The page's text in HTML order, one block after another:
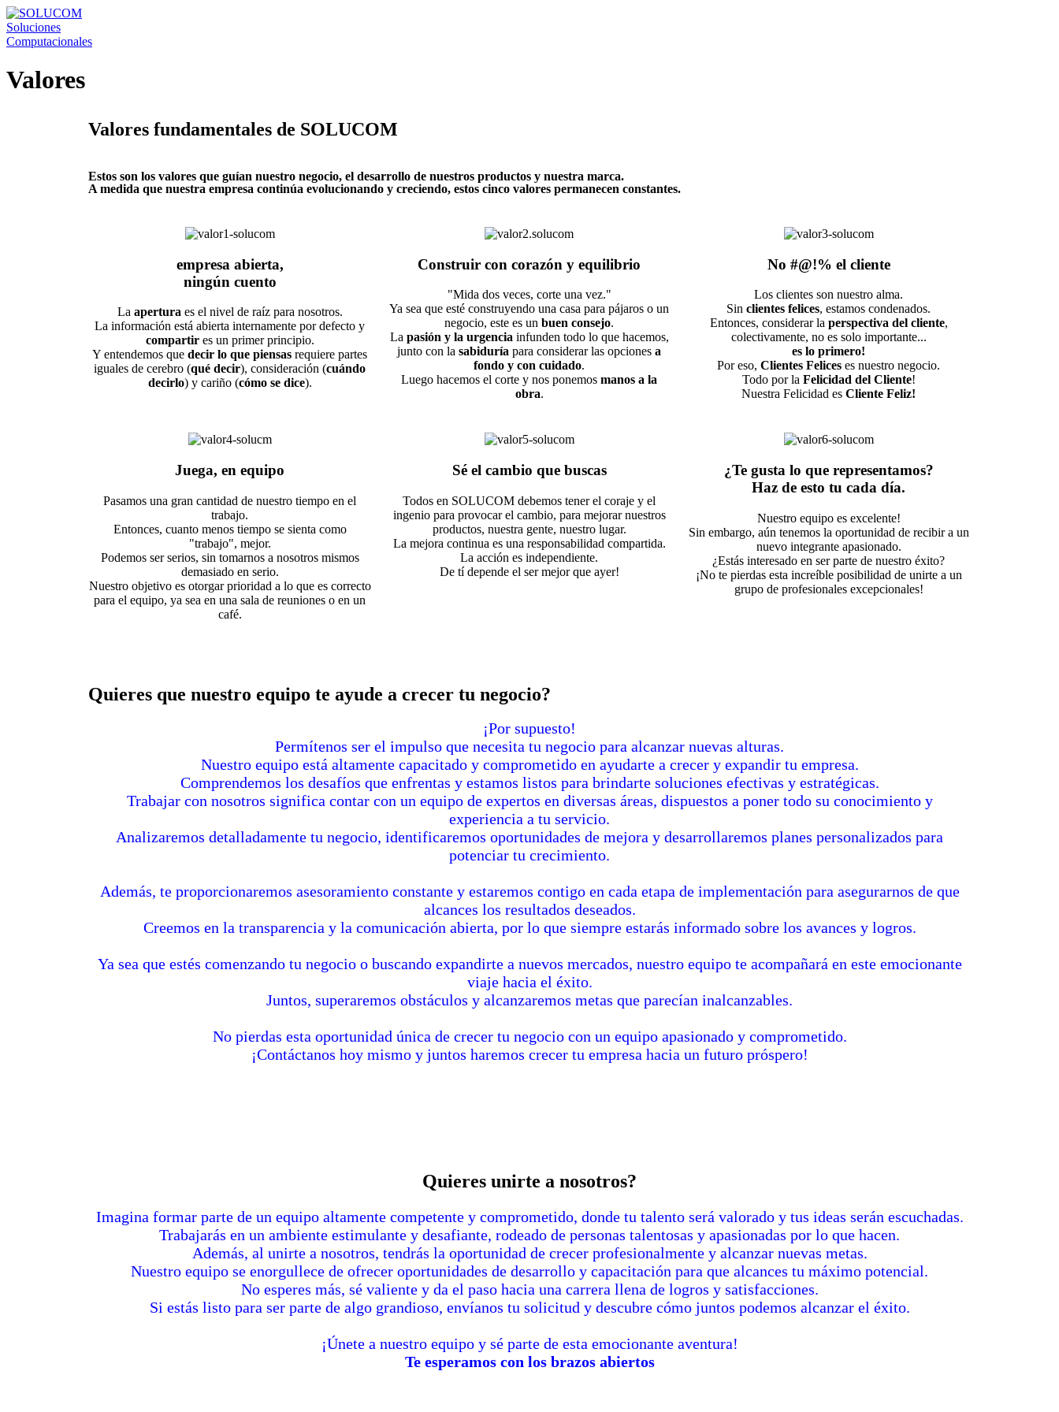
Valores
Valores fundamentales de SOLUCOM
Estos son los valores que guían nuestro negocio, el desarrollo de nuestros productos y nuestra marca.
A medida que nuestra empresa continúa evolucionando y creciendo, estos cinco valores permanecen constantes.
empresa abierta,
ningún cuento
La apertura es el nivel de raíz para nosotros.
La información está abierta internamente por defecto y
compartires un primer principio.
Y entendemos quedecir lo que piensas requiere partes
iguales de cerebro (qué decir), consideración (cuándo
decirlo) y cariño (cómo se dice).
Construir con corazón y equilibrio
"Mida dos veces, corte una vez."
Ya sea que esté construyendo una casa para pájaros o un
negocio, este es unbuen consejo.
La pasión y la urgencia infunden todo lo que hacemos,
junto con lasabiduría para considerar las opcionesa
fondo y con cuidado.
Luego hacemos el corte y nos ponemosmanos a la
obra.
No #@!% el cliente
Los clientes son nuestro alma.
Sinclientes felices, estamos condenados.
Entonces, considerar la perspectiva del cliente,
colectivamente, no es solo importante...
es lo primero!
Por eso,Clientes Felices es nuestro negocio.
Todo por la Felicidad del Cliente!
Nuestra Felicidad esCliente Feliz!
Juega, en equipo
Pasamos una gran cantidad de nuestro tiempo en el
trabajo.
Entonces, cuanto menos tiempo se sienta como
"trabajo", mejor.
Podemos ser serios, sin tomarnos a nosotros mismos
demasiado en serio.
Nuestro objetivo es otorgar prioridad a lo que es correcto
para el equipo, ya sea en una sala de reuniones o en un
café.
Sé el cambio que buscas
Todos en SOLUCOM debemos tener el coraje y el
ingenio para provocar el cambio, para mejorar nuestros
productos, nuestra gente, nuestro lugar.
La mejora continua es una responsabilidad compartida.
La acción es independiente.
De tí depende el ser mejor que ayer!
¿Te gusta lo que representamos?
Haz de esto tu cada día.
Nuestro equipo es excelente!
Sin embargo, aún tenemos la oportunidad de recibir a un
nuevo integrante apasionado.
¿Estás interesado en ser parte de nuestro éxito?
¡No te pierdas esta increíble posibilidad de unirte a un
grupo de profesionales excepcionales!
Quieres que nuestro equipo te ayude a crecer tu negocio?
¡Por supuesto!
Permítenos ser el impulso que necesita tu negocio para alcanzar nuevas alturas.
Nuestro equipo está altamente capacitado y comprometido en ayudarte a crecer y expandir tu empresa.
Comprendemos los desafíos que enfrentas y estamos listos para brindarte soluciones efectivas y estratégicas.
Trabajar con nosotros significa contar con un equipo de expertos en diversas áreas, dispuestos a poner todo su conocimiento y
experiencia a tu servicio.
Analizaremos detalladamente tu negocio, identificaremos oportunidades de mejora y desarrollaremos planes personalizados para
potenciar tu crecimiento.
Además, te proporcionaremos asesoramiento constante y estaremos contigo en cada etapa de implementación para asegurarnos de que
alcances los resultados deseados.
Creemos en la transparencia y la comunicación abierta, por lo que siempre estarás informado sobre los avances y logros.
Ya sea que estés comenzando tu negocio o buscando expandirte a nuevos mercados, nuestro equipo te acompañará en este emocionante
viaje hacia el éxito.
Juntos, superaremos obstáculos y alcanzaremos metas que parecían inalcanzables.
No pierdas esta oportunidad única de crecer tu negocio con un equipo apasionado y comprometido.
¡Contáctanos hoy mismo y juntos haremos crecer tu empresa hacia un futuro próspero!
Quieres unirte a nosotros?
Imagina formar parte de un equipo altamente competente y comprometido, donde tu talento será valorado y tus ideas serán escuchadas.
Trabajarás en un ambiente estimulante y desafiante, rodeado de personas talentosas y apasionadas por lo que hacen.
Además, al unirte a nosotros, tendrás la oportunidad de crecer profesionalmente y alcanzar nuevas metas.
Nuestro equipo se enorgullece de ofrecer oportunidades de desarrollo y capacitación para que alcances tu máximo potencial.
No esperes más, sé valiente y da el paso hacia una carrera llena de logros y satisfacciones.
Si estás listo para ser parte de algo grandioso, envíanos tu solicitud y descubre cómo juntos podemos alcanzar el éxito.
¡Únete a nuestro equipo y sé parte de esta emocionante aventura!
Te esperamos con los brazos abiertos